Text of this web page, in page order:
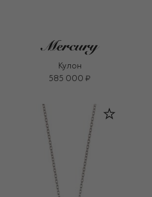
Кулон
585 000 ₽